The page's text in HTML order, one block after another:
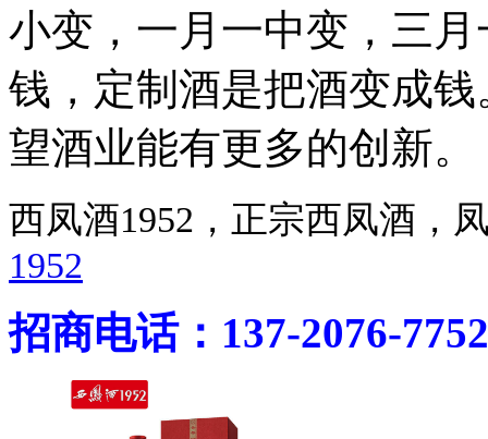
小变，一月一中变，三
钱，定制酒是把酒变成
望酒业能有更多的创新。
西凤酒1952，正宗西凤酒
1952
招商电话：137-2076-7752